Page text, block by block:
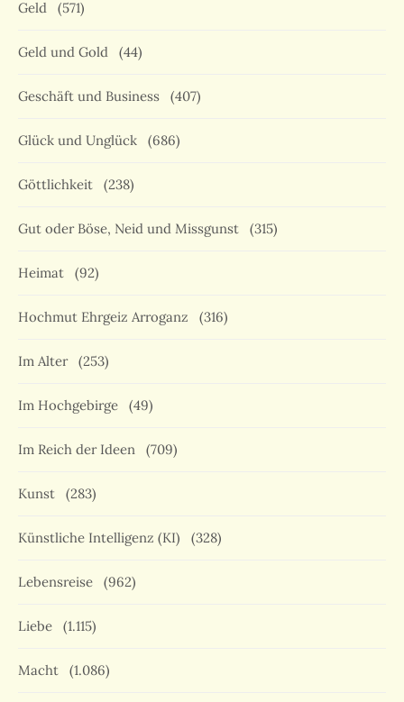
Geld (571)
Geld und Gold (44)
Geschäft und Business (407)
Glück und Unglück (686)
Göttlichkeit (238)
Gut oder Böse, Neid und Missgunst (315)
Heimat (92)
Hochmut Ehrgeiz Arroganz (316)
Im Alter (253)
Im Hochgebirge (49)
Im Reich der Ideen (709)
Kunst (283)
Künstliche Intelligenz (KI) (328)
Lebensreise (962)
Liebe (1.115)
Macht (1.086)